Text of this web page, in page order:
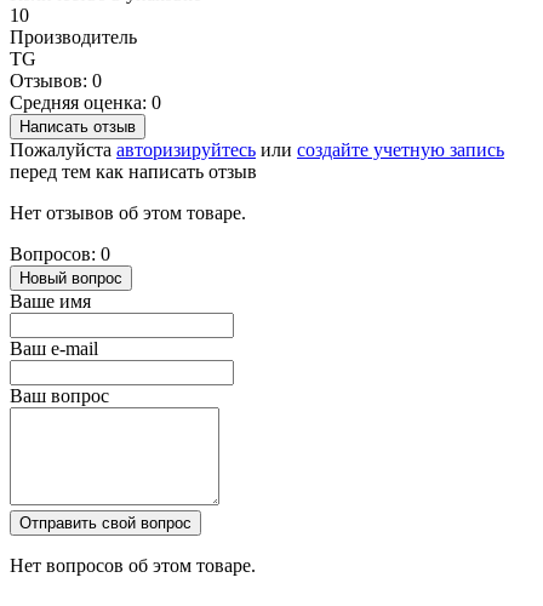
10
Производитель
TG
Отзывов: 0
Средняя оценка: 0
Написать отзыв
Пожалуйста авторизируйтесь или создайте учетную запись
перед тем как написать отзыв
Нет отзывов об этом товаре.
Вопросов: 0
Новый вопрос
Ваше имя
Ваш e-mail
Ваш вопрос
Отправить свой вопрос
Нет вопросов об этом товаре.